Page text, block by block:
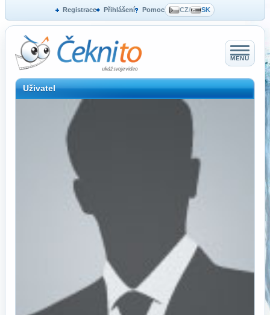
Registrace Přihlášení Pomoc CZ/ SK
MENU
Uživatel